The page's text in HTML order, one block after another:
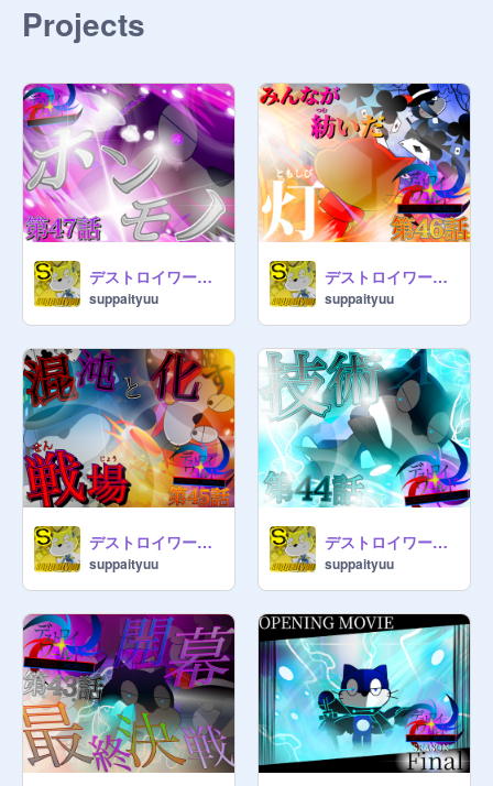
Projects
デストロイワールド第47話「ホンモノ」
suppaityuu
デストロイワールド第46話「みんなが紡いだ灯」
suppaityuu
デストロイワールド第45話「混沌と化する戦場」
suppaityuu
デストロイワールド第44話「技術」
suppaityuu